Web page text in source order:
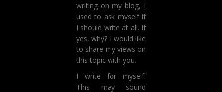
writing on my blog, I
used to ask myself if
I should write at all. If
yes, why? I would like
to share my views on
this topic with you.
I write for myself.
This may sound